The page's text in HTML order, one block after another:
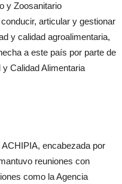
y Zoosanitario
articular y gestionar
y calidad agroalimentaria,
a este país por parte de
Calidad Alimentaria
encabezada por
reuniones con
como la Agencia